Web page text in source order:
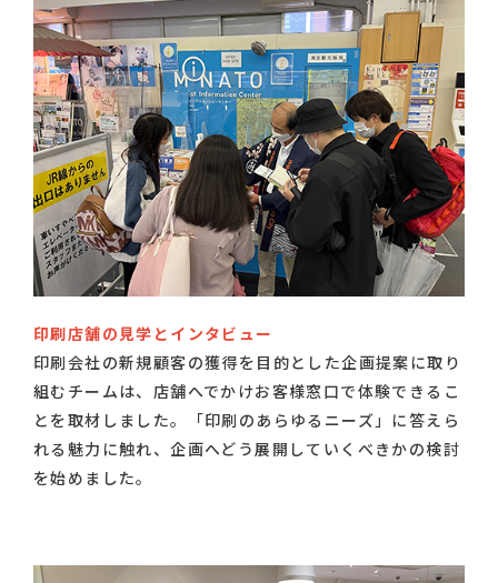
印刷店舗の見学とインタビュー
印刷会社の新規顧客の獲得を目的とした企画提案に取り
組むチームは、店舗へでかけお客様窓口で体験できるこ
とを取材しました。「印刷のあらゆるニーズ」に答えら
れる魅力に触れ、企画へどう展開していくべきかの検討
を始めました。